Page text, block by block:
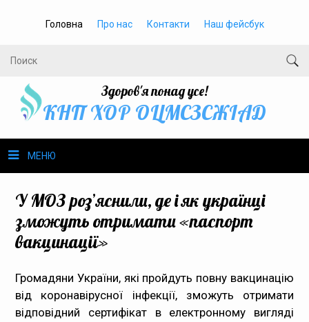
Головна Про нас Контакти Наш фейсбук
Здоров'я понад усе!
КНП ХОР ОЦМСЗСЖIАД
МЕНЮ
Громадське здоров’я
Громадянам
У МОЗ роз’яснили, де і як українці
зможуть отримати «паспорт
вакцинації»
Громадяни України, які пройдуть повну вакцинацію
від коронавірусної інфекції, зможуть отримати
відповідний сертифікат в електронному вигляді